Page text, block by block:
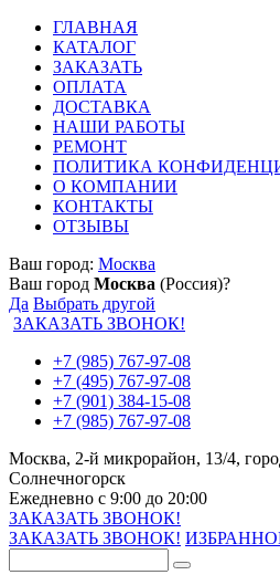
ГЛАВНАЯ
КАТАЛОГ
ЗАКАЗАТЬ
ОПЛАТА
ДОСТАВКА
НАШИ РАБОТЫ
РЕМОНТ
ПОЛИТИКА
О КОМПАНИИ
КОНТАКТЫ
ОТЗЫВЫ
Ваш город: Москва
Ваш город Москва (Россия)?
Да Выбрать другой
ЗАКАЗАТЬ ЗВОНОК!
+7 (985) 767-97-08
+7 (495) 767-97-08
+7 (901) 384-15-08
+7 (985) 767-97-08
Москва, 2-й микрорайон, 13/4,
Солнечногорск
Ежедневно с 9:00 до 20:00
ЗАКАЗАТЬ ЗВОНОК!
ЗАКАЗАТЬ ЗВОНОК!